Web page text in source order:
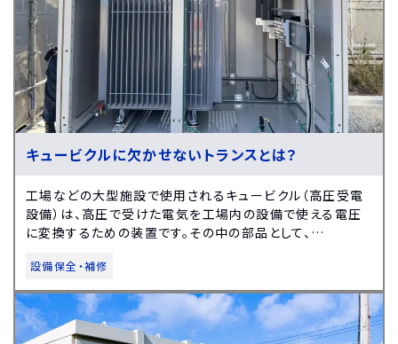
キュービクルに欠かせないトランスとは？
工場などの大型施設で使用されるキュービクル（高圧受電
設備）は、高圧で受けた電気を工場内の設備で使える電圧
に変換するための装置です。その中の部品として、…
設備保全・補修